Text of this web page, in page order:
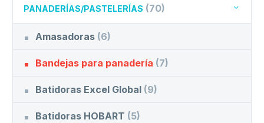
PANADERÍAS/PASTELERÍAS (70)
Amasadoras (6)
Bandejas para panadería (7)
Batidoras Excel Global (9)
Batidoras HOBART (5)